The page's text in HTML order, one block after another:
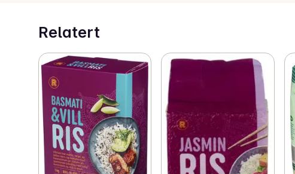
Relatert